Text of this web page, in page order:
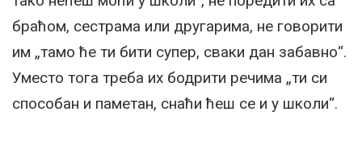
браћом, сестрама или другарима, не говорити
им „тамо ће ти бити супер, сваки дан забавно“.
Уместо тога треба их бодрити речима „ти си
способан и паметан, снаћи ћеш се и у школи“.